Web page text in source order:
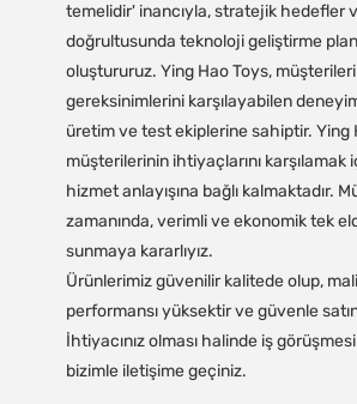
temelidir' inancıyla, stratejik hedefler
doğrultusunda teknoloji geliştirme
oluştururuz. Ying Hao Toys,
gereksinimlerini karşılayabilen
üretim ve test ekiplerine sahiptir. Ying
müşterilerinin ihtiyaçlarını karşılamak
hizmet anlayışına bağlı kalmaktadır.
zamanında, verimli ve ekonomik tek
sunmaya kararlıyız.
Ürünlerimiz güvenilir kalitede olup,
performansı yüksektir ve güvenle
İhtiyacınız olması halinde iş
bizimle iletişime geçiniz.